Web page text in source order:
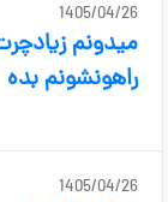
1405/04/26
میدونم
راهونشونم بده
1405/04/26